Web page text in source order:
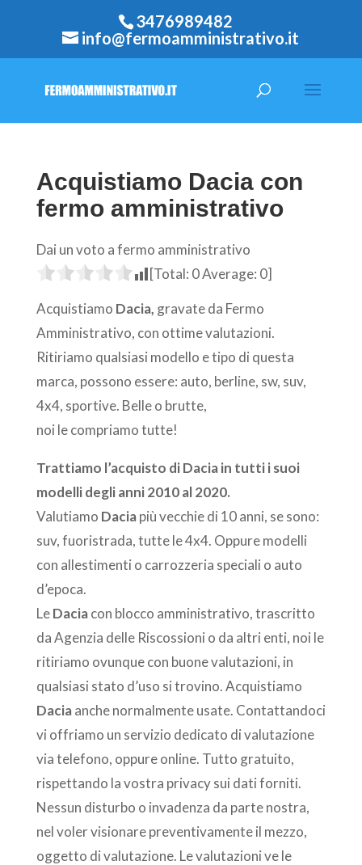
3476989482
info@fermoamministrativo.it
Acquistiamo Dacia con
fermo amministrativo
Dai un voto a fermo amministrativo
[Total: 0Average: 0]
Acquistiamo Dacia, gravate da Fermo
Amministrativo, con ottime valutazioni.
Ritiriamo qualsiasi modello e tipo di questa
marca, possono essere: auto, berline, sw, suv,
4x4, sportive. Belle o brutte,
noi le compriamo tutte!
Trattiamo l’acquisto di Dacia in tutti i suoi
modelli degli anni 2010 al 2020.
Valutiamo Daciapiù vecchie di 10 anni, se sono:
suv, fuoristrada, tutte le 4x4. Oppure modelli
con allestimenti o carrozzeria speciali o auto
d’epoca.
LeDaciacon blocco amministrativo, trascritto
da Agenzia delle Riscossioni o da altri enti, noi le
ritiriamo ovunque con buone valutazioni, in
qualsiasi stato d’uso si trovino. Acquistiamo
Daciaanche normalmente usate. Contattandoci
vi offriamo un servizio dedicato di valutazione
via telefono, oppure online. Tutto gratuito,
rispettando la vostra privacy sui dati forniti.
Nessun disturbo o invadenza da parte nostra,
nel voler visionare preventivamente il mezzo,
oggetto di valutazione. Le valutazioni ve le